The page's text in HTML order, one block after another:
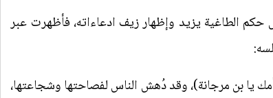
الطاغية يزيد وإظهار زيف ادعاءاته، فأظهرت عبر
يا بن مرجانة)، وقد دُهش الناس لفصاحتها وشجاعتها،